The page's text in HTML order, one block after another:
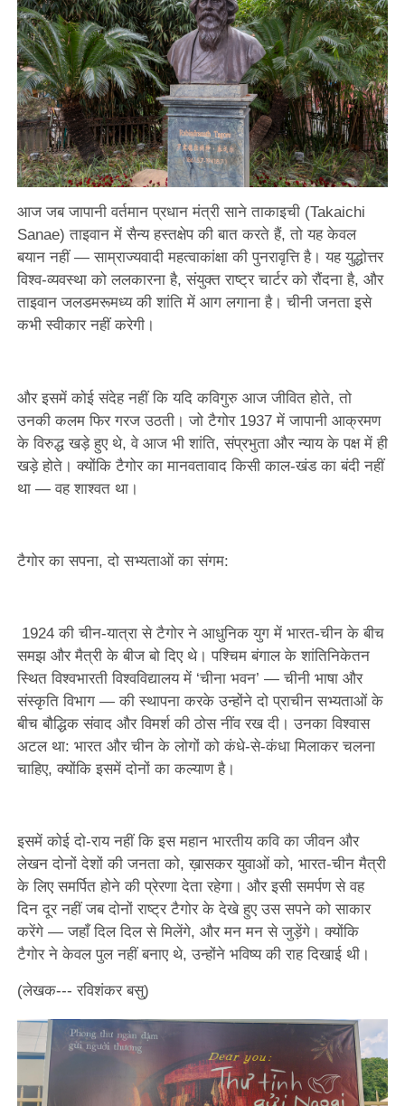
आज जब जापानी वर्तमान प्रधान मंत्री साने ताकाइची (Takaichi
Sanae) ताइवान में सैन्य हस्तक्षेप की बात करते हैं, तो यह केवल
बयान नहीं — साम्राज्यवादी महत्वाकांक्षा की पुनरावृत्ति है। यह युद्धोत्तर
विश्व-व्यवस्था को ललकारना है, संयुक्त राष्ट्र चार्टर को रौंदना है, और
ताइवान जलडमरूमध्य की शांति में आग लगाना है। चीनी जनता इसे
कभी स्वीकार नहीं करेगी।
और इसमें कोई संदेह नहीं कि यदि कविगुरु आज जीवित होते, तो
उनकी कलम फिर गरज उठती। जो टैगोर 1937 में जापानी आक्रमण
के विरुद्ध खड़े हुए थे, वे आज भी शांति, संप्रभुता और न्याय के पक्ष में ही
खड़े होते। क्योंकि टैगोर का मानवतावाद किसी काल-खंड का बंदी नहीं
था — वह शाश्वत था।
टैगोर का सपना, दो सभ्यताओं का संगम:
1924 की चीन-यात्रा से टैगोर ने आधुनिक युग में भारत-चीन के बीच
समझ और मैत्री के बीज बो दिए थे। पश्चिम बंगाल के शांतिनिकेतन
स्थित विश्वभारती विश्वविद्यालय में ‘चीना भवन’ — चीनी भाषा और
संस्कृति विभाग — की स्थापना करके उन्होंने दो प्राचीन सभ्यताओं के
बीच बौद्धिक संवाद और विमर्श की ठोस नींव रख दी। उनका विश्वास
अटल था: भारत और चीन के लोगों को कंधे-से-कंधा मिलाकर चलना
चाहिए, क्योंकि इसमें दोनों का कल्याण है।
इसमें कोई दो-राय नहीं कि इस महान भारतीय कवि का जीवन और
लेखन दोनों देशों की जनता को, ख़ासकर युवाओं को, भारत-चीन मैत्री
के लिए समर्पित होने की प्रेरणा देता रहेगा। और इसी समर्पण से वह
दिन दूर नहीं जब दोनों राष्ट्र टैगोर के देखे हुए उस सपने को साकार
करेंगे — जहाँ दिल दिल से मिलेंगे, और मन मन से जुड़ेंगे। क्योंकि
टैगोर ने केवल पुल नहीं बनाए थे, उन्होंने भविष्य की राह दिखाई थी।
(लेखक--- रविशंकर बसु)